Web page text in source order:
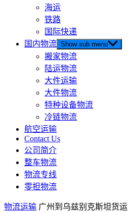
海运
铁路
国际快递
国内物流 Show sub menu
搬家物流
陆运物流
大件运输
大件物流
特种设备物流
冷链物流
航空运输
Contact Us
公司简介
整车物流
物流专线
零担物流
物流运输 广州到乌兹别克斯坦货运